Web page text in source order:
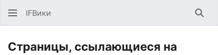
IFВики
Страницы, ссылающиеся на